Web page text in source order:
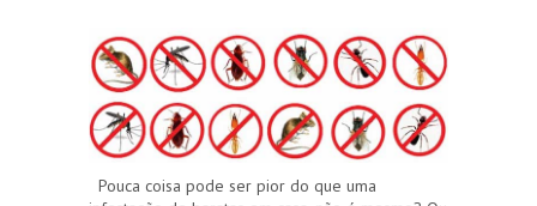
Pouca coisa pode ser pior do que uma